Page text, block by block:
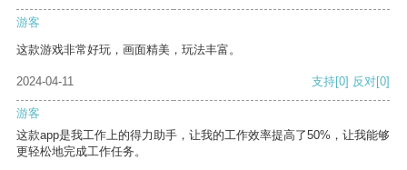
游客
这款游戏非常好玩，画面精美，玩法丰富。
2024-04-11 支持[0] 反对[0]
游客
这款app是我工作上的得力助手，让我的工作效率提高了50%，让我能够
更轻松地完成工作任务。